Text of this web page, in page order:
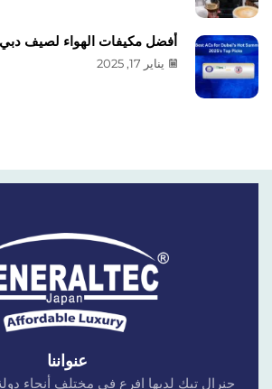
أفضل مكيفات الهواء لصيف
يناير 17, 2025
عنواننا
جنرال تيك لديها افرع في مختلف أنحاء دولة